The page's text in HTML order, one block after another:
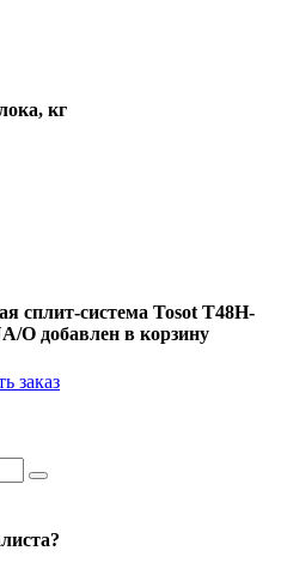
кг
сплит-система Tosot T48H-
O добавлен в корзину
заказ